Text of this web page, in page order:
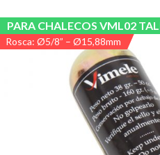
PARA CHALECOS VML02
Rosca: Ø5/8” – Ø15,88mm